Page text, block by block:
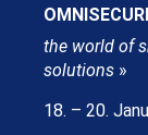
the world of
solutions »
18. – 20.